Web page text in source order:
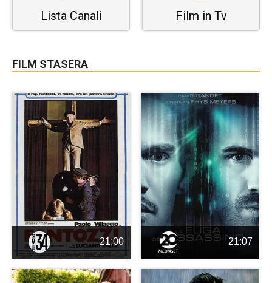
Lista Canali Film in Tv
FILM STASERA
21:00 21:07